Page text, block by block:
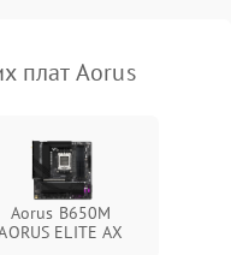
плат Aorus
Aorus B650M
ELITE AX